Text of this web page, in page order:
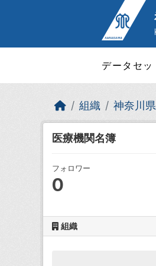
データセッ
組織 神奈川
医療機関名簿
フォロワー
0
組織